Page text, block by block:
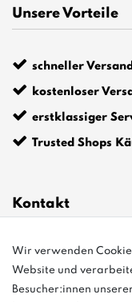
Unsere Vorteile
schneller Versand
kostenloser
erstklassiger
Trusted Shops
Kontakt
03763
Wir verwenden
Website und
Besucher:innen